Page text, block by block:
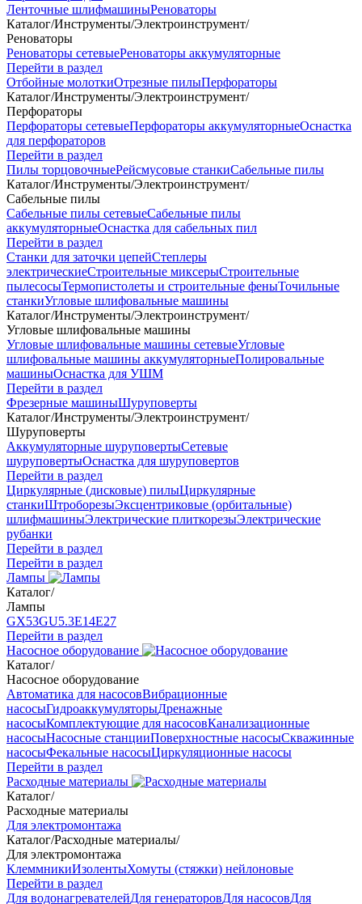
Ленточные шлифмашиныРеноваторы
Каталог/Инструменты/Электроинструмент/
Реноваторы
Реноваторы сетевыеРеноваторы аккумуляторные
Перейти в раздел
Отбойные молоткиОтрезные пилыПерфораторы
Каталог/Инструменты/Электроинструмент/
Перфораторы
Перфораторы сетевыеПерфораторы аккумуляторныеОснастка
для перфораторов
Перейти в раздел
Пилы торцовочныеРейсмусовые станкиСабельные пилы
Каталог/Инструменты/Электроинструмент/
Сабельные пилы
Сабельные пилы сетевыеСабельные пилы
аккумуляторныеОснастка для сабельных пил
Перейти в раздел
Станки для заточки цепейСтеплеры
электрическиеСтроительные миксерыСтроительные
пылесосыТермопистолеты и строительные феныТочильные
станкиУгловые шлифовальные машины
Каталог/Инструменты/Электроинструмент/
Угловые шлифовальные машины
Угловые шлифовальные машины сетевыеУгловые
шлифовальные машины аккумуляторныеПолировальные
машиныОснастка для УШМ
Перейти в раздел
Фрезерные машиныШуруповерты
Каталог/Инструменты/Электроинструмент/
Шуруповерты
Аккумуляторные шуруповертыСетевые
шуруповертыОснастка для шуруповертов
Перейти в раздел
Циркулярные (дисковые) пилыЦиркулярные
станкиШтроборезыЭксцентриковые (орбитальные)
шлифмашиныЭлектрические плиткорезыЭлектрические
рубанки
Перейти в раздел
Перейти в раздел
Лампы
Каталог/
Лампы
GX53GU5.3Е14Е27
Перейти в раздел
Насосное оборудование
Каталог/
Насосное оборудование
Автоматика для насосовВибрационные
насосыГидроаккумуляторыДренажные
насосыКомплектующие для насосовКанализационные
насосыНасосные станцииПоверхностные насосыСкважинные
насосыФекальные насосыЦиркуляционные насосы
Перейти в раздел
Расходные материалы
Каталог/
Расходные материалы
Для электромонтажа
Каталог/Расходные материалы/
Для электромонтажа
КлеммникиИзолентыХомуты (стяжки) нейлоновые
Перейти в раздел
Для водонагревателейДля генераторовДля насосовДля